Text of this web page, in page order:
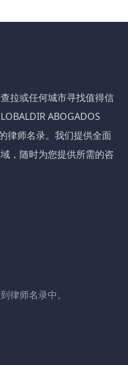
拉或任何城市寻找值得信
ABOGADOS
律师名录。我们提供全面
，随时为您提供所需的咨
律师名录中。